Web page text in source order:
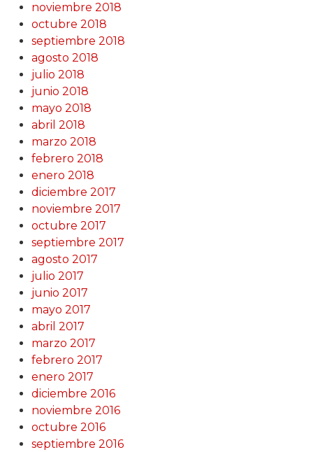
noviembre 2018
octubre 2018
septiembre 2018
agosto 2018
julio 2018
junio 2018
mayo 2018
abril 2018
marzo 2018
febrero 2018
enero 2018
diciembre 2017
noviembre 2017
octubre 2017
septiembre 2017
agosto 2017
julio 2017
junio 2017
mayo 2017
abril 2017
marzo 2017
febrero 2017
enero 2017
diciembre 2016
noviembre 2016
octubre 2016
septiembre 2016